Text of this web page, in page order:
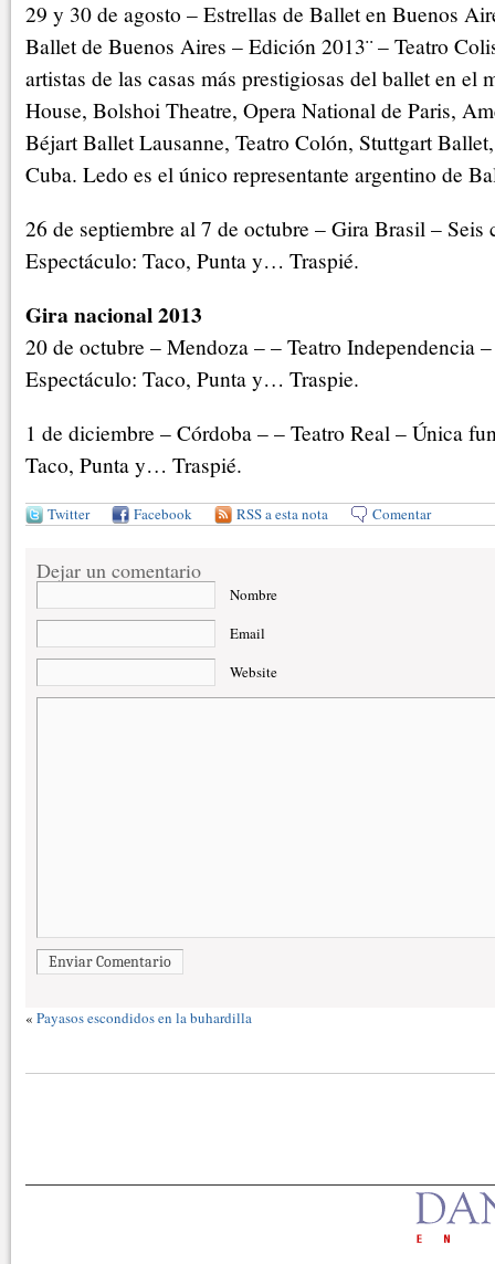
29 y 30 de agosto – Estrellas de Ballet en Buenos
Ballet de Buenos Aires – Edición 2013¨ – Teatro
artistas de las casas más prestigiosas del ballet en el
House, Bolshoi Theatre, Opera National de Paris,
Béjart Ballet Lausanne, Teatro Colón, Stuttgart
Cuba. Ledo es el único representante argentino de
26 de septiembre al 7 de octubre – Gira Brasil – Seis
Espectáculo: Taco, Punta y… Traspié.
Gira nacional 2013
20 de octubre – Mendoza – – Teatro Independencia
Espectáculo: Taco, Punta y… Traspie.
1 de diciembre – Córdoba – – Teatro Real – Única
Taco, Punta y… Traspié.
Twitter Facebook RSS a esta nota Comentar
Dejar un comentario
Nombre
Email
Website
Enviar Comentario
« Payasos escondidos en la buhardilla